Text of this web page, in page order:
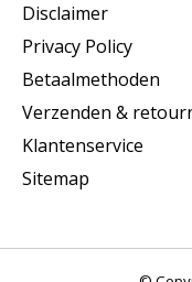
Disclaimer
Privacy Policy
Betaalmethoden
Verzenden &
Klantenservice
Sitemap